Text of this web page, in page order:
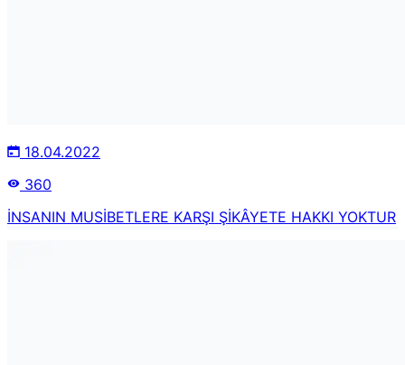
18.04.2022
360
İNSANIN MUSİBETLERE KARŞI ŞİKÂYETE HAKKI YOKTUR